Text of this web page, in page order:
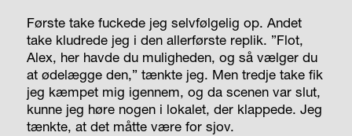
Første take fuckede jeg selvfølgelig op. Andet
take kludrede jeg i den allerførste replik. ”Flot,
Alex, her havde du muligheden, og så vælger du
at ødelægge den,” tænkte jeg. Men tredje take fik
jeg kæmpet mig igennem, og da scenen var slut,
kunne jeg høre nogen i lokalet, der klappede. Jeg
tænkte, at det måtte være for sjov.